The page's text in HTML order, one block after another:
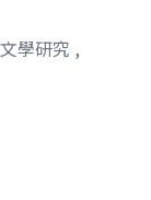
學研究 ,